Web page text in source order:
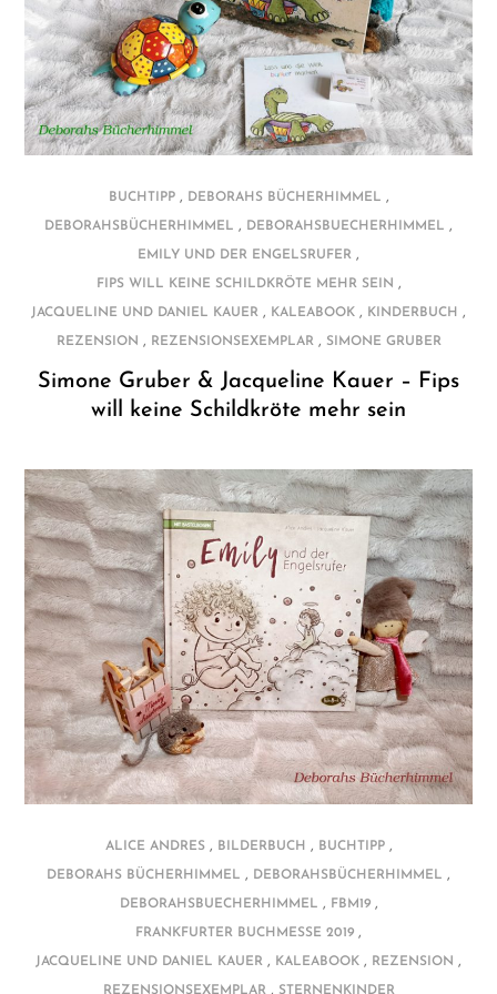
BUCHTIPP, DEBORAHS BÜCHERHIMMEL ,
DEBORAHSBÜCHERHIMMEL , DEBORAHSBUECHERHIMMEL ,
EMILY UND DER ENGELSRUFER ,
FIPS WILL KEINE SCHILDKRÖTE MEHR SEIN ,
JACQUELINE UND DANIEL KAUER , KALEABOOK , KINDERBUCH ,
REZENSION , REZENSIONSEXEMPLAR, SIMONE GRUBER
Simone Gruber & Jacqueline Kauer – Fips
will keine Schildkröte mehr sein
ALICE ANDRES, BILDERBUCH , BUCHTIPP,
DEBORAHS BÜCHERHIMMEL , DEBORAHSBÜCHERHIMMEL ,
DEBORAHSBUECHERHIMMEL , FBM19,
FRANKFURTER BUCHMESSE 2019 ,
JACQUELINE UND DANIEL KAUER , KALEABOOK , REZENSION ,
REZENSIONSEXEMPLAR, STERNENKINDER